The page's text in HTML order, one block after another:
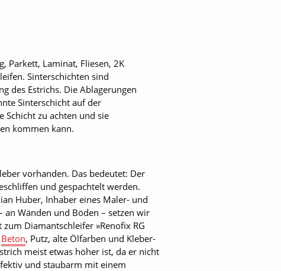
Parkett, Laminat, Fliesen, 2K
Sinterschichten sind
des Estrichs. Die Ablagerungen
Sinterschicht auf der
Schicht zu achten und sie
kommen kann.
vorhanden. Das bedeutet: Der
und gespachtelt werden.
Huber, Inhaber eines Maler- und
Wänden und Böden – setzen wir
Diamantschleifer »Renofix RG
Beton, Putz, alte Ölfarben und Kleber-
meist etwas höher ist, da er nicht
und staubarm mit einem